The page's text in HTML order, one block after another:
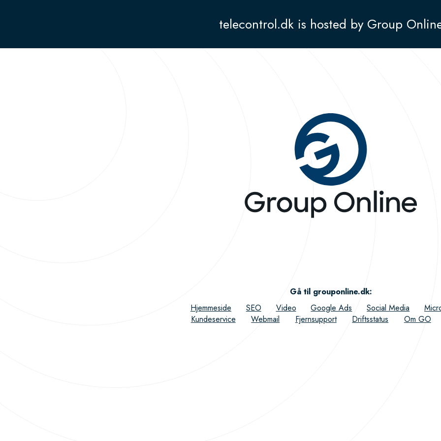
telecontrol.dk is hosted by Group
Gå til grouponline.dk:
Hjemmeside
SEO Video Google Ads Social Media
Kundeservice
Webmail Fjernsupport Driftsstatus Om GO